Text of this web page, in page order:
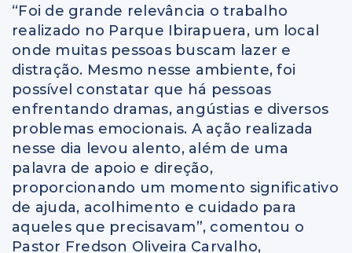
“Foi de grande relevância o trabalho
realizado no Parque Ibirapuera, um local
onde muitas pessoas buscam lazer e
distração. Mesmo nesse ambiente, foi
possível constatar que há pessoas
enfrentando dramas, angústias e diversos
problemas emocionais. A ação realizada
nesse dia levou alento, além de uma
palavra de apoio e direção,
proporcionando um momento significativo
de ajuda, acolhimento e cuidado para
aqueles que precisavam”, comentou o
Pastor Fredson Oliveira Carvalho,